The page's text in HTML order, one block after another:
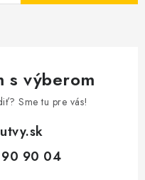
s výberom
Sme tu pre vás!
90 04